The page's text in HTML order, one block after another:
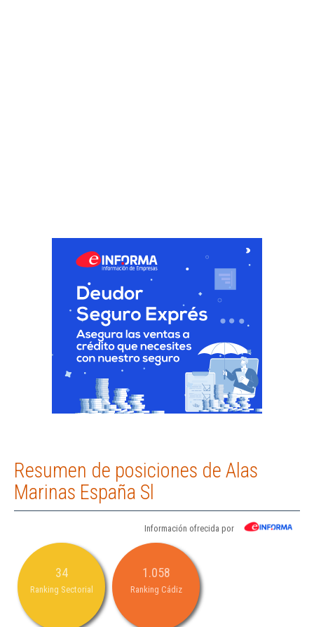
Resumen de posiciones de Alas
Marinas España Sl
Información ofrecida por
34
Ranking Sectorial
1.058
Ranking Cádiz